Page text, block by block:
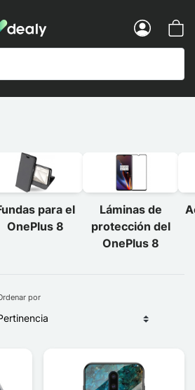
- Fundas y accesorios para
para el
OnePlus 8
Láminas de
protección del
OnePlus 8
por